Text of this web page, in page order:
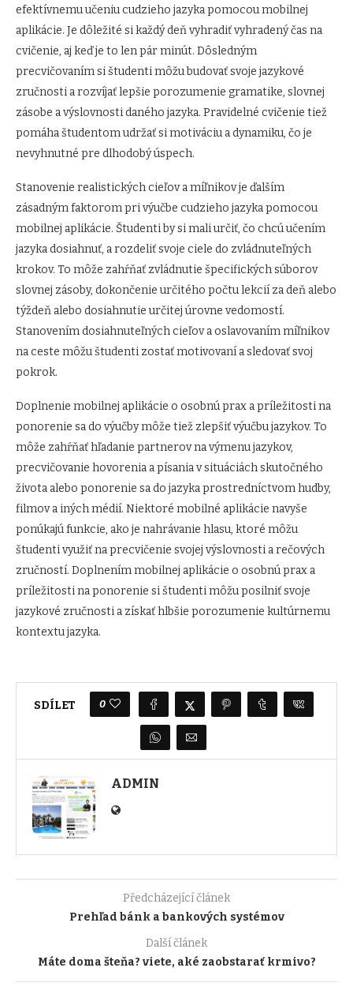
efektívnemu učeniu cudzieho jazyka pomocou mobilnej
aplikácie. Je dôležité si každý deň vyhradiť vyhradený čas na
cvičenie, aj keď je to len pár minút. Dôsledným
precvičovaním si študenti môžu budovať svoje jazykové
zručnosti a rozvíjať lepšie porozumenie gramatike, slovnej
zásobe a výslovnosti daného jazyka. Pravidelné cvičenie tiež
pomáha študentom udržať si motiváciu a dynamiku, čo je
nevyhnutné pre dlhodobý úspech.
Stanovenie realistických cieľov a míľnikov je ďalším
zásadným faktorom pri výučbe cudzieho jazyka pomocou
mobilnej aplikácie. Študenti by si mali určiť, čo chcú učením
jazyka dosiahnuť, a rozdeliť svoje ciele do zvládnuteľných
krokov. To môže zahŕňať zvládnutie špecifických súborov
slovnej zásoby, dokončenie určitého počtu lekcií za deň alebo
týždeň alebo dosiahnutie určitej úrovne vedomostí.
Stanovením dosiahnuteľných cieľov a oslavovaním míľnikov
na ceste môžu študenti zostať motivovaní a sledovať svoj
pokrok.
Doplnenie mobilnej aplikácie o osobnú prax a príležitosti na
ponorenie sa do výučby môže tiež zlepšiť výučbu jazykov. To
môže zahŕňať hľadanie partnerov na výmenu jazykov,
precvičovanie hovorenia a písania v situáciách skutočného
života alebo ponorenie sa do jazyka prostredníctvom hudby,
filmov a iných médií. Niektoré mobilné aplikácie navyše
ponúkajú funkcie, ako je nahrávanie hlasu, ktoré môžu
študenti využiť na precvičenie svojej výslovnosti a rečových
zručností. Doplnením mobilnej aplikácie o osobnú prax a
príležitosti na ponorenie si študenti môžu posilniť svoje
jazykové zručnosti a získať hlbšie porozumenie kultúrnemu
kontextu jazyka.
SDÍLET 0
ADMIN
Předcházející článek
Prehľad bánk a bankových systémov
Další článek
Máte doma šteňa? viete, aké zaobstarať krmivo?